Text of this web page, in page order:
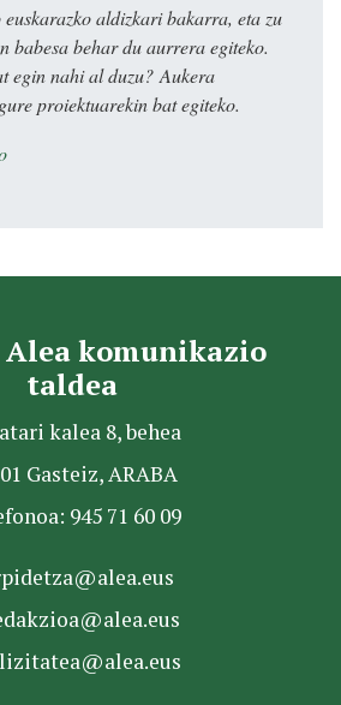
aldizkari bakarra, eta zu
babesa behar du aurrera egiteko.
egin nahi al duzu? Aukera
proiektuarekin bat egiteko.
komunikazio
taldea
kalea 8, behea
Gasteiz, ARABA
945 71 60 09